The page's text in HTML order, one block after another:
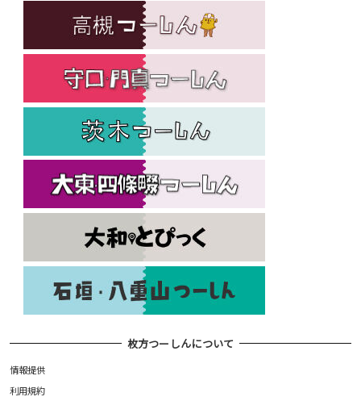
枚方つーしんについて
情報提供
利用規約